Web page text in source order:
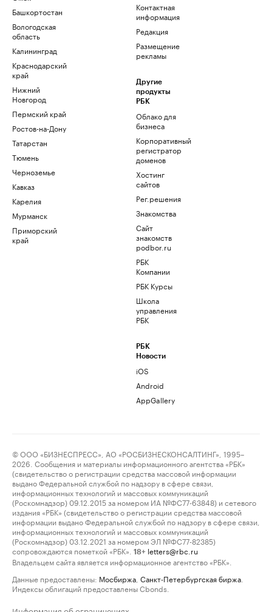
Башкортостан
Вологодская
область
Калининград
Краснодарский
край
Нижний
Новгород
Пермский край
Ростов-на-Дону
Татарстан
Тюмень
Черноземье
Кавказ
Карелия
Мурманск
Приморский
край
Контактная
информация
Редакция
Размещение
рекламы
Другие
продукты
РБК
Облако для
бизнеса
Корпоративный
регистратор
доменов
Хостинг
сайтов
Рег.решения
Знакомства
Сайт
знакомств
podbor.ru
РБК
Компании
РБК Курсы
Школа
управления
РБК
РБК
Новости
iOS
Android
AppGallery
© ООО «БИЗНЕСПРЕСС», АО «РОСБИЗНЕСКОНСАЛТИНГ», 1995–
2026. Сообщения и материалы информационного агентства «РБК»
(свидетельство о регистрации средства массовой информации
выдано Федеральной службой по надзору в сфере связи,
информационных технологий и массовых коммуникаций
(Роскомнадзор) 09.12.2015 за номером ИА №ФС77-63848) и сетевого
издания «РБК» (свидетельство о регистрации средства массовой
информации выдано Федеральной службой по надзору в сфере связи,
информационных технологий и массовых коммуникаций
(Роскомнадзор) 03.12.2021 за номером ЭЛ №ФС77-82385)
сопровождаются пометкой «РБК».
18+ letters@rbc.ru
Владельцем сайта является информационное агентство «РБК».
Данные предоставлены: Мосбиржа Санкт-Петербургская биржа
Индексы облигаций предоставлены Cbonds.